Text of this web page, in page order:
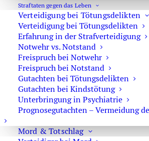
Straftaten gegen das Leben
Verteidigung bei Tötungsdelikten
Verteidigung bei Tötungsdelikten
Erfahrung in der Strafverteidigung
Notwehr vs. Notstand
Freispruch bei Notwehr
Freispruch bei Notstand
Gutachten bei Tötungsdelikten
Gutachten bei Kindstötung
Unterbringung in Psychiatrie
Prognosegutachten – Vermeidung
Mord & Totschlag
Vorteile:
keine öffentliche Hauptverhandlung
Schutz Ihrer Reputation
geringere persönliche und berufliche
Schwerpunkte als Strafverteidiger in
Allgemeines Strafrecht
von Beginn des